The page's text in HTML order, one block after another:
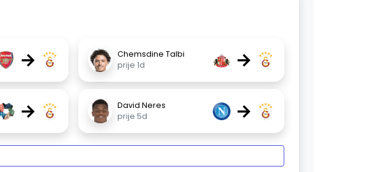
→
Chemsdine Talbi
prije 1d
→
→
David Neres
prije 5d
→